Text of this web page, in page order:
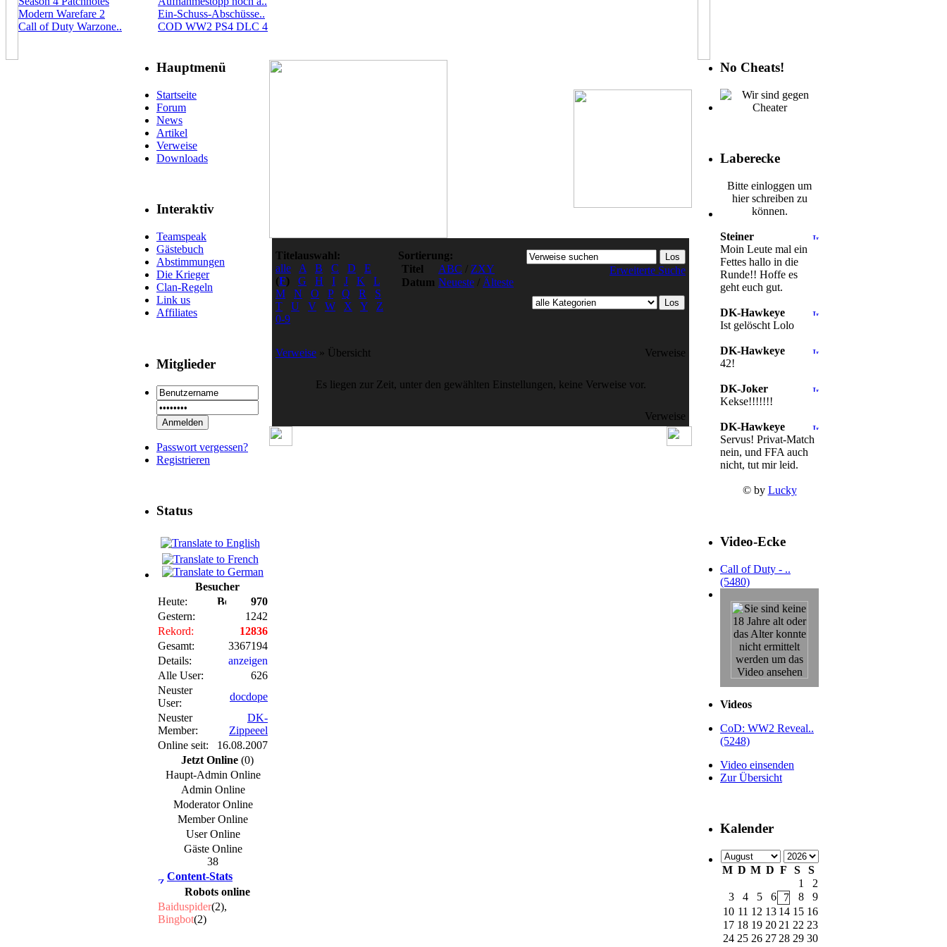
Modern Warefare 2
Call of Duty Warzone..
Ein-Schuss-Abschüsse..
COD WW2 PS4 DLC 4
Hauptmenü
Startseite
Forum
News
Artikel
Verweise
Downloads
Interaktiv
Teamspeak
Gästebuch
Abstimmungen
Die Krieger
Clan-Regeln
Link us
Affiliates
Mitglieder
Passwort vergessen?
Registrieren
Status
Besucher
Heute:
970
Gestern:
1242
Rekord:
12836
Gesamt:
3367194
Details:
anzeigen
Alle User:
626
Neuster
User:
docdope
Neuster
Member:
DK-
Zippeeel
Online seit:
16.08.2007
Jetzt Online (0)
Haupt-Admin Online
Admin Online
Moderator Online
Member Online
User Online
Gäste Online
38
Content-Stats
Robots online
Baiduspider(2),
Bingbot(2)
Titelauswahl:
alle
A B C D
E
(F) G H I J K
L
M
N O P Q R
S
T
U V W X Y
Z
0-9
Sortierung:
Titel
ABC / ZXY
Datum Neueste / Älteste
Erweiterte Suche
Verweise » Übersicht Verweise
Es liegen zur Zeit, unter den gewählten Einstellungen, keine Verweise vor.
Verweise
No Cheats!
Laberecke
Bitte einloggen um
hier schreiben zu
können.
Steiner
Moin Leute mal ein
Fettes hallo in die
Runde!! Hoffe es
geht euch gut.
DK-Hawkeye
Ist gelöscht Lolo
DK-Hawkeye
42!
DK-Joker
Kekse!!!!!!!
DK-Hawkeye
Servus! Privat-Match
nein, und FFA auch
nicht, tut mir leid.
© by Lucky
Video-Ecke
Call of Duty - ..
(5480)
Videos
CoD: WW2 Reveal..
(5248)
Video einsenden
Zur Übersicht
Kalender
M D M D F S
S
1
2
3
4 5 6 7 8
9
10 11 12 13 14 15 16
17 18 19 20 21 22 23
24 25 26 27 28 29 30